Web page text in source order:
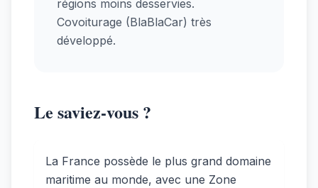
régions moins desservies.
Covoiturage (BlaBlaCar) très
développé.
Le saviez-vous ?
La France possède le plus grand domaine
maritime au monde, avec une Zone